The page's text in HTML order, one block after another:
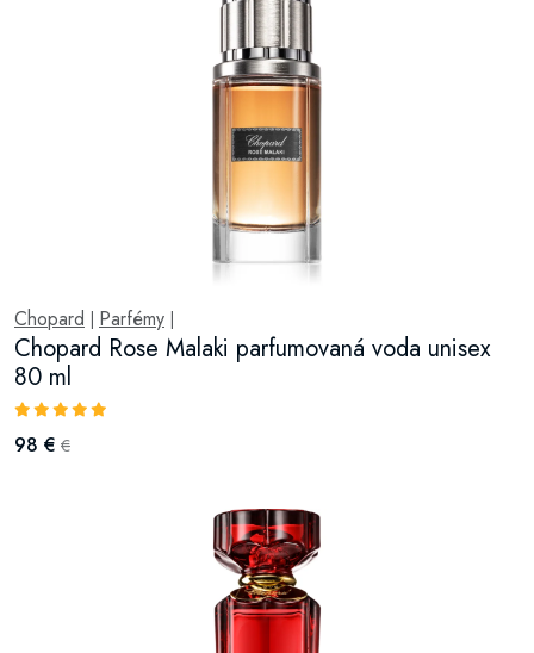
Chopard Parfémy
Chopard Rose Malaki parfumovaná voda unisex
80 ml
98 € €